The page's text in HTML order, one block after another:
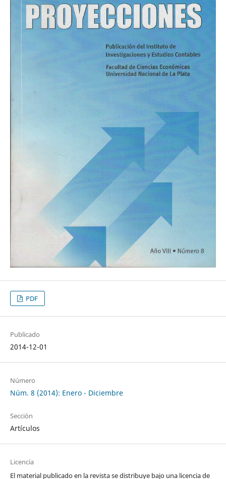
PDF
Publicado
2014-12-01
Número
Núm. 8 (2014): Enero - Diciembre
Sección
Artículos
Licencia
El material publicado en la revista se distribuye bajo una licencia de